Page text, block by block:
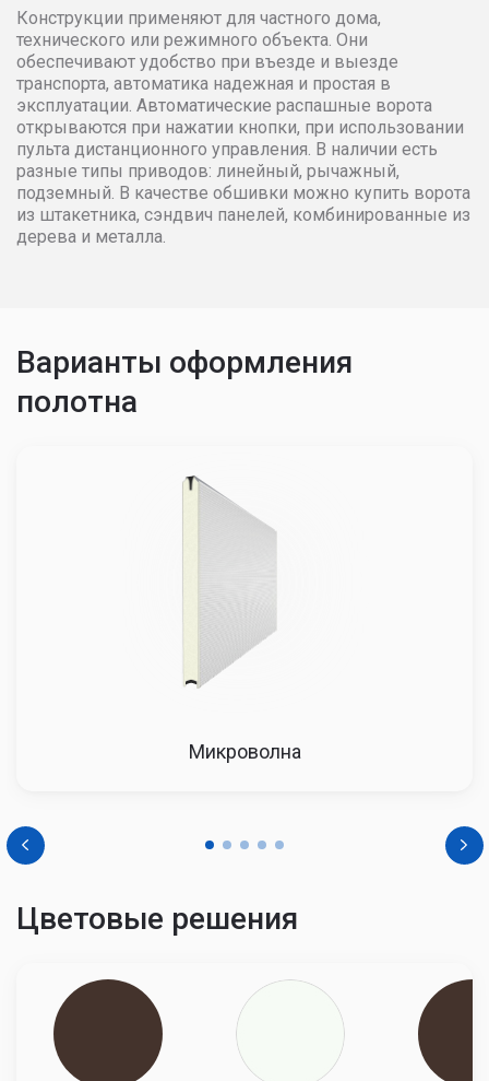
3400 37409 38158
3500 38158 38921
3600 38921 39699 40493
3700 39699 40493 41303
3800
4000 42129 42972
4100
Конструкции применяют для частного дома,
технического или режимного объекта. Они
обеспечивают удобство при въезде и выезде
транспорта, автоматика надежная и простая в
эксплуатации. Автоматические распашные ворота
открываются при нажатии кнопки, при использовании
пульта дистанционного управления. В наличии есть
разные типы приводов: линейный, рычажный,
подземный. В качестве обшивки можно купить ворота
из штакетника, сэндвич панелей, комбинированные из
дерева и металла.
Варианты оформления
полотна
Микроволна
Цветовые решения